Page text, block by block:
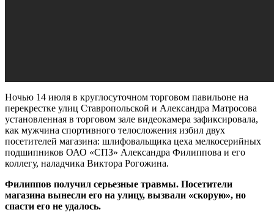
Ночью 14 июля в круглосуточном торговом павильоне на
перекрестке улиц Ставропольской и Александра Матросова
установленная в торговом зале видеокамера зафиксировала,
как мужчина спортивного телосложения избил двух
посетителей магазина: шлифовальщика цеха мелкосерийных
подшипников ОАО «СПЗ» Александра Филиппова и его
коллегу, наладчика Виктора Рогожина.
Филиппов получил серьезные травмы. Посетители
магазина вынесли его на улицу, вызвали «скорую», но
спасти его не удалось.